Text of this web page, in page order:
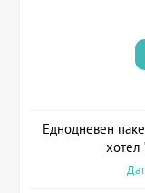
Еднодневен